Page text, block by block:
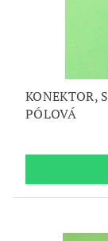
KONEKTOR,
PÓLOVÁ